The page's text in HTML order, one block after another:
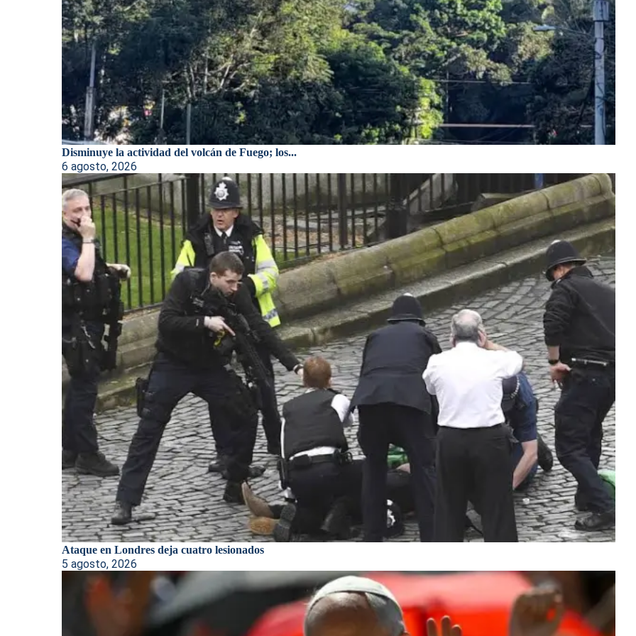
Disminuye la actividad del volcán de Fuego; los...
6 agosto, 2026
Ataque en Londres deja cuatro lesionados
5 agosto, 2026